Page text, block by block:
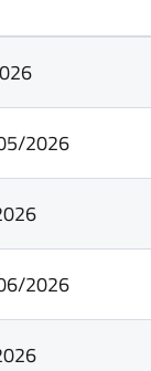
2026
2026